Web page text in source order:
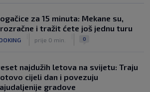
priznanje za hrvatskog
Jurica Žuža novi je pomoćni
Barcelone
|
prije 2 h
za 15 minuta: Mekane su,
i tražit ćete još jednu turu
prije 0 min. 0
najdužih letova na svijetu: Traju
cijeli dan i povezuju
gradove